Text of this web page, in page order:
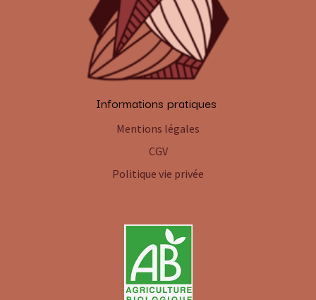
Informations pratiques
Mentions légales
CGV
Politique vie privée